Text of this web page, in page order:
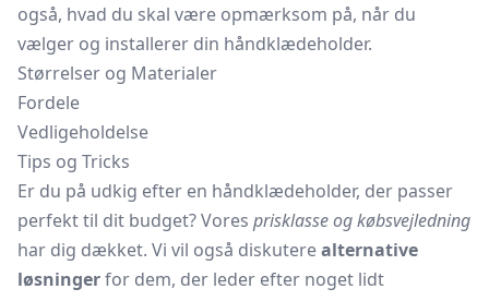
også, hvad du skal være opmærksom på, når du
vælger og installerer din håndklædeholder.
Størrelser og Materialer
Fordele
Vedligeholdelse
Tips og Tricks
Er du på udkig efter en håndklædeholder, der passer
perfekt til dit budget? Vores prisklasse og købsvejledning
har dig dækket. Vi vil også diskuterealternative
løsningerfor dem, der leder efter noget lidt